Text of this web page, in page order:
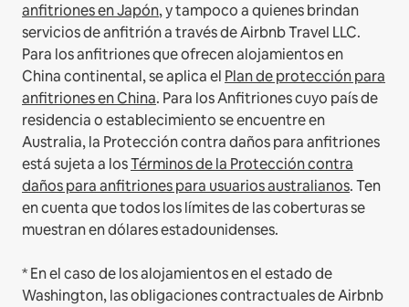
anfitriones en Japón, y tampoco a quienes brindan
servicios de anfitrión a través de Airbnb Travel LLC.
Para los anfitriones que ofrecen alojamientos en
China continental, se aplica el Plan de protección para
anfitriones en China. Para los Anfitriones cuyo país de
residencia o establecimiento se encuentre en
Australia, la Protección contra daños para anfitriones
está sujeta a losTérminos de la Protección contra
daños para anfitriones para usuarios australianos. Ten
en cuenta que todos los límites de las coberturas se
muestran en dólares estadounidenses.
* En el caso de los alojamientos en el estado de
Washington, las obligaciones contractuales de Airbnb